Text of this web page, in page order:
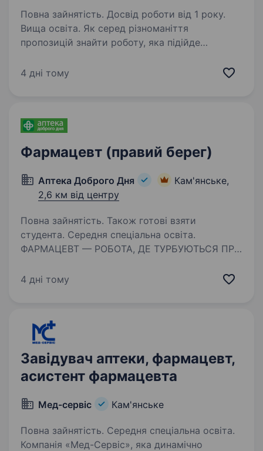
Повна зайнятість. Досвід роботи від 1 року.
Вища освіта. Як серед різноманіття
пропозицій знайти роботу, яка підійде
інший розуміємо як важливо знайти гармонію
4 дні тому
Фармацевт (правий берег)
Аптека Доброго Дня
Кам'янське,
2,6 км від центру
Повна зайнятість. Також готові взяти
студента. Середня спеціальна освіта.
ФАРМАЦЕВТ — РОБОТА, ДЕ ТУРБУЮТЬСЯ ПРО
Бо у нас не просто «робота», а справжня
— ми не просто…
4 дні тому
Завідувач аптеки, фармацевт,
асистент фармацевта
Мед-сервіс Кам'янське
Повна зайнятість. Середня спеціальна освіта.
Компанія «Мед-Сервіс», яка динамічно